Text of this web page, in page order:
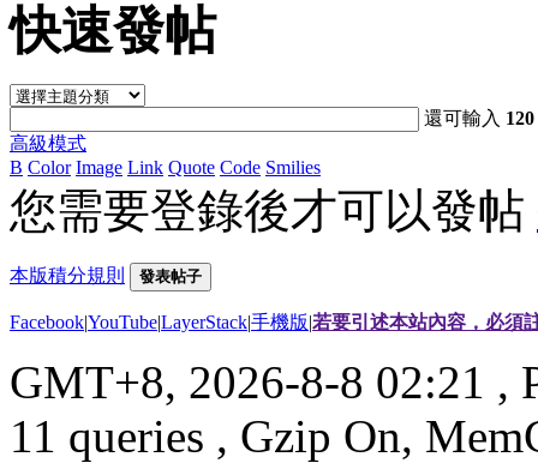
快速發帖
還可輸入 120
高級模式
B Color Image Link Quote Code Smilies
您需要登錄後才可以發帖
本版積分規則 發表帖子
Facebook|YouTube|LayerStack|手機版|若要引述本站內容，必須
GMT+8, 2026-8-8 02:21 ,
11 queries , Gzip On,